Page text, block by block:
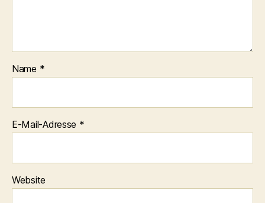
Name *
E-Mail-Adresse *
Website